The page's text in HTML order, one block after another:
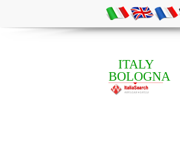
ITALY
BOLOGNA